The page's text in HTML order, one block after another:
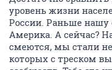
уровень жизни
России. Раньше нашу
Америка. А сейчас?
смеются, мы стали
которых с треском